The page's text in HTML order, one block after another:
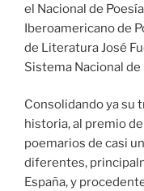
el Nacional de
Iberoamericano de
de Literatura José
Sistema Nacional
Consolidando ya su
historia, al premio
poemarios de casi
diferentes,
España, y